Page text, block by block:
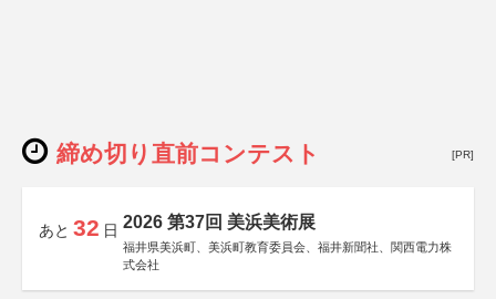
締め切り直前コンテスト [PR]
あと 32 日 2026 第37回 美浜美術展
福井県美浜町、美浜町教育委員会、福井新聞社、関西電力株
式会社